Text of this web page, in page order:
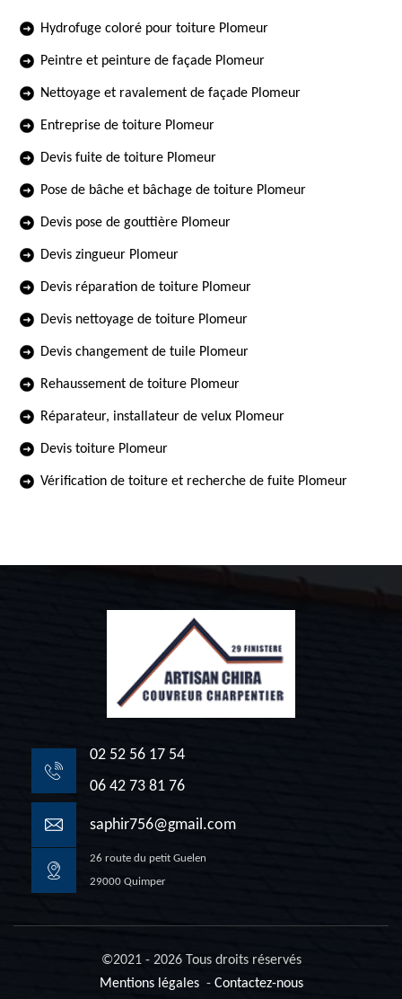
Hydrofuge coloré pour toiture Plomeur
Peintre et peinture de façade Plomeur
Nettoyage et ravalement de façade Plomeur
Entreprise de toiture Plomeur
Devis fuite de toiture Plomeur
Pose de bâche et bâchage de toiture Plomeur
Devis pose de gouttière Plomeur
Devis zingueur Plomeur
Devis réparation de toiture Plomeur
Devis nettoyage de toiture Plomeur
Devis changement de tuile Plomeur
Rehaussement de toiture Plomeur
Réparateur, installateur de velux Plomeur
Devis toiture Plomeur
Vérification de toiture et recherche de fuite Plomeur
02 52 56 17 54
06 42 73 81 76
saphir756@gmail.com
26 route du petit Guelen
29000 Quimper
©2021 - 2026 Tous droits réservés
Mentions légales- Contactez-nous